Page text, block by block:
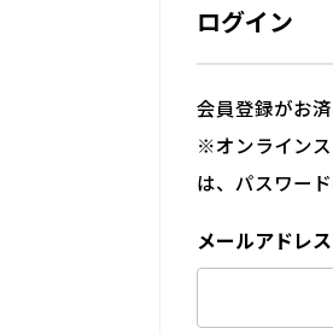
ログイン
会員登録がお
※オンライン
は、パスワー
メールアドレス